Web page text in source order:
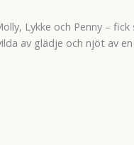
Lykke och Penny –
av glädje och njöt av